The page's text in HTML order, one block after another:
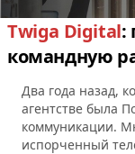
Twiga Digital:
командную
Два года назад,
агентстве была
коммуникации.
испорченный